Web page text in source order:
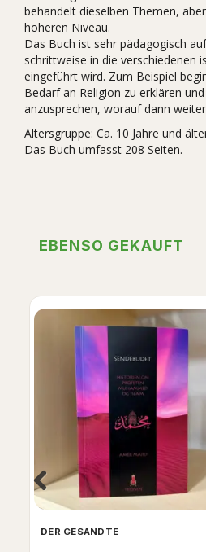
behandelt dieselben Themen,
höheren Niveau.
Das Buch ist sehr pädagogisch
schrittweise in die verschiedenen
eingeführt wird. Zum Beispiel
Bedarf an Religion zu erklären
anzusprechen, worauf dann
Altersgruppe: Ca. 10 Jahre und
Das Buch umfasst 208 Seiten.
EBENSO GEKAUFT
DER GESANDTE